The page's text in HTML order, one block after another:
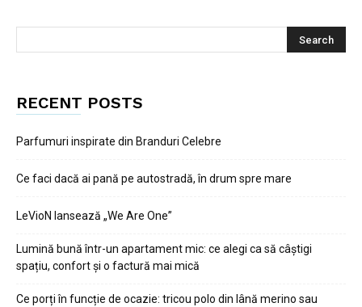
RECENT POSTS
Parfumuri inspirate din Branduri Celebre
Ce faci dacă ai pană pe autostradă, în drum spre mare
LeVioN lansează „We Are One”
Lumină bună într-un apartament mic: ce alegi ca să câștigi
spațiu, confort și o factură mai mică
Ce porți în funcție de ocazie: tricou polo din lână merino sau